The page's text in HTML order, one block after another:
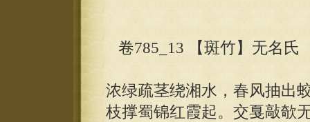
卷785_13 【斑竹】无名氏
浓绿疏茎绕湘水，春风抽出
枝撑蜀锦红霞起。交戛敲欹